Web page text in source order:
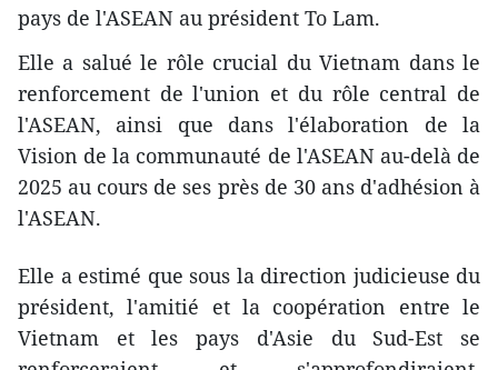
pays de l'ASEAN au président To Lam.
Elle a salué le rôle crucial du Vietnam dans le
renforcement de l'union et du rôle central de
l'ASEAN, ainsi que dans l'élaboration de la
Vision de la communauté de l'ASEAN au-delà de
2025 au cours de ses près de 30 ans d'adhésion à
l'ASEAN.
Elle a estimé que sous la direction judicieuse du
président, l'amitié et la coopération entre le
Vietnam et les pays d'Asie du Sud-Est se